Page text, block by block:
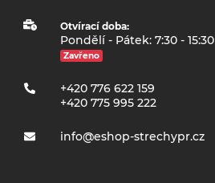
Otvírací doba:
Pondělí - Pátek: 7:30 - 15:30
Zavřeno
+420 776 622 159
+420 775 995 222
info@eshop-strechypr.cz